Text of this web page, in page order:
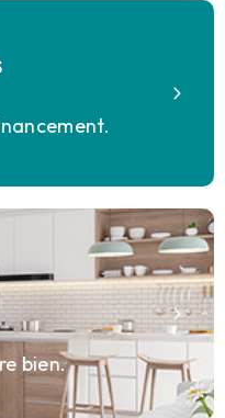
bien.